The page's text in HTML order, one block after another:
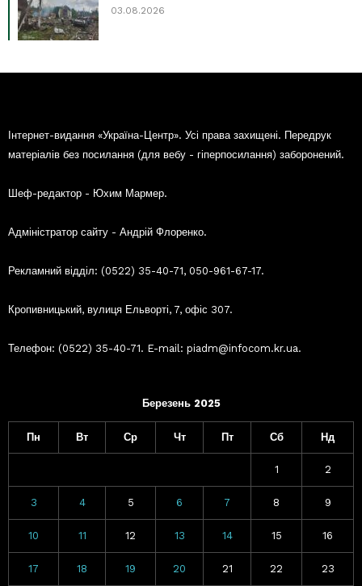
03.08.2026
Інтернет-видання «Україна-Центр». Усі права захищені. Передрук
матеріалів без посилання (для вебу - гіперпосилання) заборонений.
Шеф-редактор - Юхим Мармер.
Адміністратор сайту - Андрій Флоренко.
Рекламний відділ: (0522) 35-40-71, 050-961-67-17.
Кропивницький, вулиця Ельворті, 7, офіс 307.
Телефон: (0522) 35-40-71. E-mail: piadm@infocom.kr.ua.
Березень 2025
Пн Вт Ср Чт Пт Сб Нд
1 2
3 4 5 6 7 8 9
10 11 12 13 14 15 16
17 18 19 20 21 22 23